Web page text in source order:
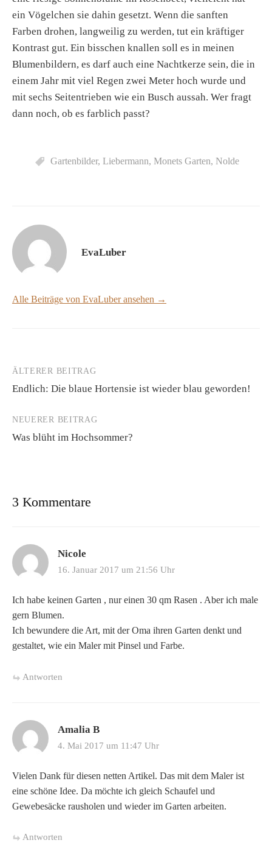
ein Vögelchen sie dahin gesetzt. Wenn die sanften
Farben drohen, langweilig zu werden, tut ein kräftiger
Kontrast gut. Ein bisschen knallen soll es in meinen
Blumenbildern, es darf auch eine Nachtkerze sein, die in
einem Jahr mit viel Regen zwei Meter hoch wurde und
mit sechs Seitentrieben wie ein Busch aussah. Wer fragt
dann noch, ob es farblich passt?
Gartenbilder, Liebermann, Monets Garten, Nolde
EvaLuber
Alle Beiträge von EvaLuber ansehen →
Beitrags-
Navigation
ÄLTERER BEITRAG
Endlich: Die blaue Hortensie ist wieder blau geworden!
NEUERER BEITRAG
Was blüht im Hochsommer?
3 Kommentare
Nicole
16. Januar 2017 um 21:56 Uhr
Ich habe keinen Garten , nur einen 30 qm Rasen . Aber ich male
gern Blumen.
Ich bewundere die Art, mit der Oma ihren Garten denkt und
gestaltet, wie ein Maler mit Pinsel und Farbe.
Antworten
Amalia B
4. Mai 2017 um 11:47 Uhr
Vielen Dank für diesen netten Artikel. Das mit dem Maler ist
eine schöne Idee. Da möchte ich gleich Schaufel und
Gewebesäcke rausholen und wieder im Garten arbeiten.
Antworten